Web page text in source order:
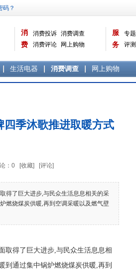
消
费
消费投诉 消费调查
消费评论
网上购物
曝光台
品牌关注
服
务
专题
评测
生活电器 消费调查 网上购物
季沐歌推进取暖方式
： 0 [收藏] [评论]
了巨大进步,与民众生活息息相关的采
燃烧煤炭供暖,再到空调采暖以及燃气壁
得了巨大进步,与民众生活息息相
到通过集中锅炉燃烧煤炭供暖,再到